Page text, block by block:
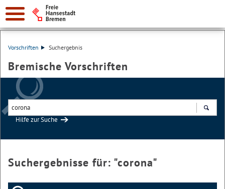
Vorschriften Suchergebnis
Bremische Vorschriften
Hilfe zur Suche
Suchergebnisse für: "corona"